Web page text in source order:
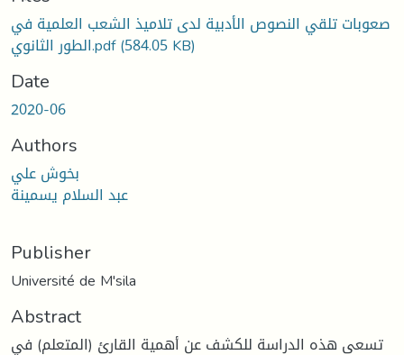
صعوبات تلقي النصوص الأدبية لدى تلاميذ الشعب العلمية في
الطور الثانوي.pdf(584.05 KB)
Date
2020-06
Authors
بخوش علي
عبد السلام يسمينة
Publisher
Université de M'sila
Abstract
تسعى هذه الدراسة للكشف عن أهمية القارئ (المتعلم) في